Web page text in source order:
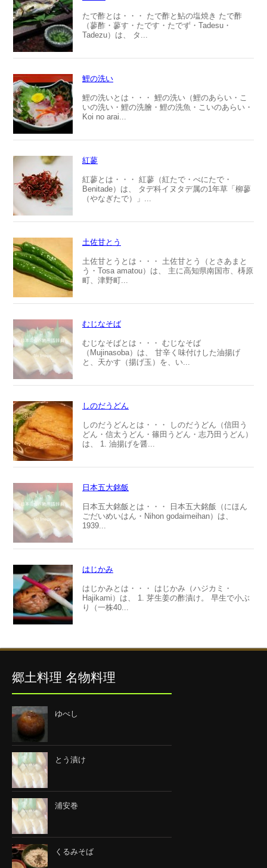
たで酢とは・・・ たで酢と鮎の塩焼き たで酢
（蓼酢・蓼す・たです・たでず・Tadesu・
Tadezu）は、 タ...
鯉の洗い
鯉の洗いとは・・・ 鯉の洗い（鯉のあらい・こ
いの洗い・鯉の洗膾・鯉の洗魚・こいのあらい・
Koi no arai...
紅蓼
紅蓼とは・・・ 紅蓼（紅たで・べにたで・
Benitade）は、 タデ科イヌタデ属の1年草「柳蓼
（やなぎたで）」...
土佐甘とう
土佐甘とうとは・・・ 土佐甘とう（とさあまと
う・Tosa amatou）は、 主に高知県南国市、梼原
町、津野町...
むじなそば
むじなそばとは・・・ むじなそば
（Mujinasoba）は、 甘辛く味付けした油揚げ
と、天かす（揚げ玉）を、い...
しのだうどん
しのだうどんとは・・・ しのだうどん（信田う
どん・信太うどん・篠田うどん・志乃田うどん）
は、 1. 油揚げを醤...
日本五大銘飯
日本五大銘飯とは・・・ 日本五大銘飯（にほん
ごだいめいはん・Nihon godaimeihan）は、
1939...
はじかみ
はじかみとは・・・ はじかみ（ハジカミ・
Hajikami）は、 1. 芽生姜の酢漬け。 早生で小ぶ
り（一株40...
郷土料理 名物料理
ゆべし
とう漬け
浦安巻
くるみそば